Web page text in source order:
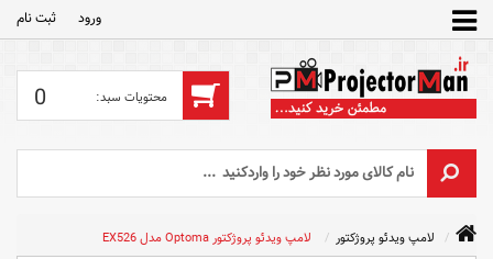
ورود ثبت‌ نام
0
لامپ ویدئو پروژکتور لامپ ویدئو پروژکتور Optoma مدل EX526